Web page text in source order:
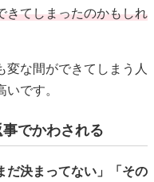
きてしまったのかもしれ
な間ができてしまう人
です。
でかわされる
だ決まってない」「その